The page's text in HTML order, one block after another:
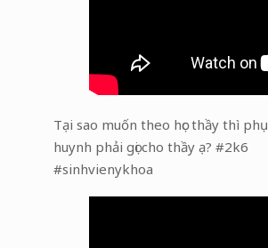
Tại sao muốn theo học thầy thì phụ
huynh phải gọi cho thầy ạ? #2k6
#sinhvienykhoa